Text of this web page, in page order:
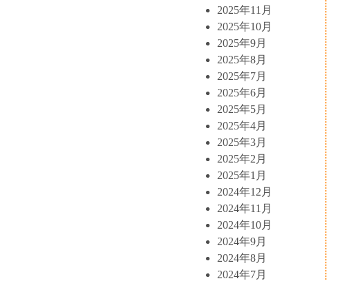
2025年11月
2025年10月
2025年9月
2025年8月
2025年7月
2025年6月
2025年5月
2025年4月
2025年3月
2025年2月
2025年1月
2024年12月
2024年11月
2024年10月
2024年9月
2024年8月
2024年7月